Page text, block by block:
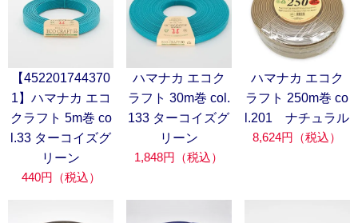
【452201744370
1】ハマナカ エコ
クラフト 5m巻 co
l.33 ターコイズグ
リーン
440円（税込）
ハマナカ エコク
ラフト 30m巻 col.
133 ターコイズグ
リーン
1,848円（税込）
ハマナカ エコク
ラフト 250m巻 co
l.201 ナチュラル
8,624円（税込）